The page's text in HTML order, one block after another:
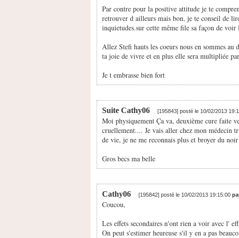
Par contre pour la positive attitude je te
retrouver d ailleurs mais bon, je te conseil de
inquietudes.sur cette même file sa façon de voir
Allez Stefi hauts les coeurs nous en sommes
ta joie de vivre et en plus elle sera multipliée
Je t embrasse bien fort
Suite Cathy06 [195843] posté le 10/02/2013
Moi physiquement Ça va, deuxième cure faite
cruellement.... Je vais aller chez mon médecin
de vie, je ne me reconnais plus et broyer du
Gros becs ma belle
Cathy06 [195842] posté le 10/02/2013 19:15:00
Coucou,
Les effets secondaires n'ont rien a voir avec l'
On peut s'estimer heureuse s'il y en a pas